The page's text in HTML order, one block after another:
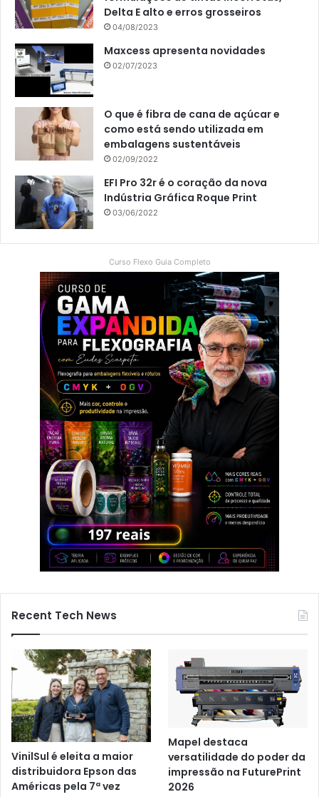
Delta E alto e erros grosseiros
04/08/2023
Maxcess apresenta novidades
02/07/2023
O que é fibra de cana de açúcar e
como está sendo utilizada em
embalagens sustentáveis
02/09/2022
EFI Pro 32r é o coração da nova
Indústria Gráfica Roque Print
03/06/2022
Curso Flexo Guia Completo
Recent Tech News
VinilSul é eleita a maior
distribuidora Epson das
Américas pela 7ª vez
Mapel destaca
versatilidade do poder da
impressão na FuturePrint
2026